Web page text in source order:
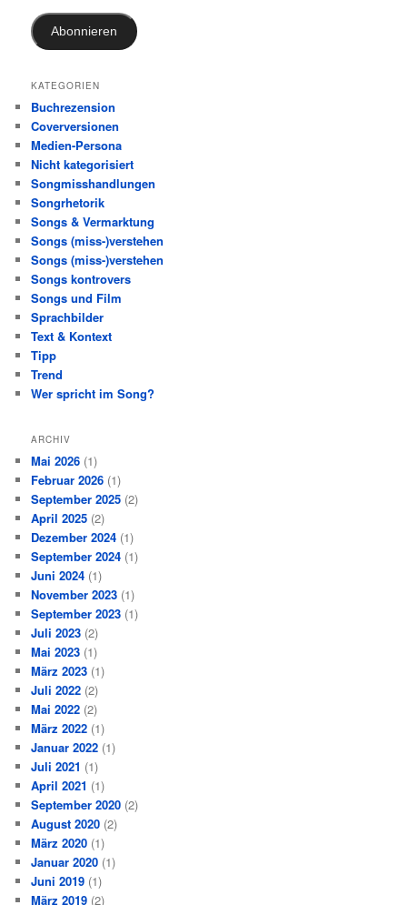
Adresse
Abonnieren
KATEGORIEN
Buchrezension
Coverversionen
Medien-Persona
Nicht kategorisiert
Songmisshandlungen
Songrhetorik
Songs & Vermarktung
Songs (miss-)verstehen
Songs (miss-)verstehen
Songs kontrovers
Songs und Film
Sprachbilder
Text & Kontext
Tipp
Trend
Wer spricht im Song?
ARCHIV
Mai 2026 (1)
Februar 2026 (1)
September 2025 (2)
April 2025 (2)
Dezember 2024 (1)
September 2024 (1)
Juni 2024 (1)
November 2023 (1)
September 2023 (1)
Juli 2023 (2)
Mai 2023 (1)
März 2023 (1)
Juli 2022 (2)
Mai 2022 (2)
März 2022 (1)
Januar 2022 (1)
Juli 2021 (1)
April 2021 (1)
September 2020 (2)
August 2020 (2)
März 2020 (1)
Januar 2020 (1)
Juni 2019 (1)
März 2019 (2)